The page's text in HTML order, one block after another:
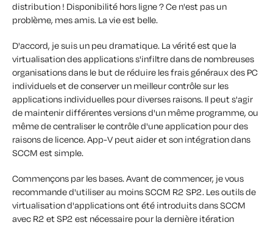
distribution ! Disponibilité hors ligne ? Ce n'est pas un
problème, mes amis. La vie est belle.
D'accord, je suis un peu dramatique. La vérité est que la
virtualisation des applications s'infiltre dans de nombreuses
organisations dans le but de réduire les frais généraux des PC
individuels et de conserver un meilleur contrôle sur les
applications individuelles pour diverses raisons. Il peut s'agir
de maintenir différentes versions d'un même programme, ou
même de centraliser le contrôle d'une application pour des
raisons de licence. App-V peut aider et son intégration dans
SCCM est simple.
Commençons par les bases. Avant de commencer, je vous
recommande d'utiliser au moins SCCM R2 SP2. Les outils de
virtualisation d'applications ont été introduits dans SCCM
avec R2 et SP2 est nécessaire pour la dernière itération